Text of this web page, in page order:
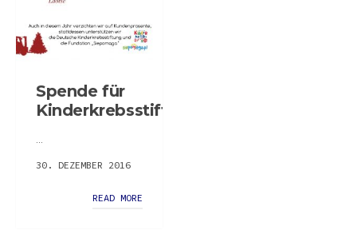
Spende für
Kinderkrebsstiftung
...
30. DEZEMBER 2016
READ MORE